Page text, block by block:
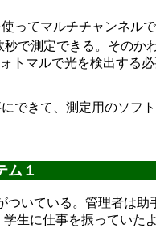
てマルチチャンネル
秒で測定できる。そのか
トマルで光を検出する必
きて、測定用のソフト
ム１
いている。管理者は
生に仕事を振っていた